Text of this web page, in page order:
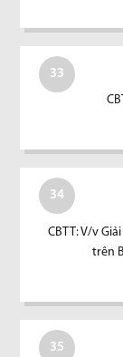
33
34
CBTT: V/v
trên
35